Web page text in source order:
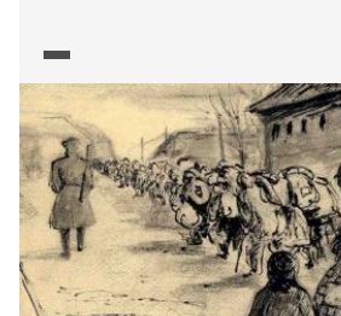
Moderna, avantgarda: Příběh umění
století (2025) zařazuje
literatury svědectví a seznamuje
díla.